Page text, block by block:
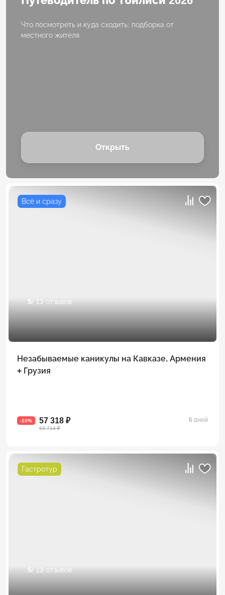
Что посмотреть и куда сходить: подборка от
местного жителя
Открыть
Всё и сразу
5/ 13 отзывов
Незабываемые каникулы на Кавказе. Армения
+ Грузия
-10% 57 318 ₽
63 714 ₽
6 дней
Гастротур
5/ 13 отзывов